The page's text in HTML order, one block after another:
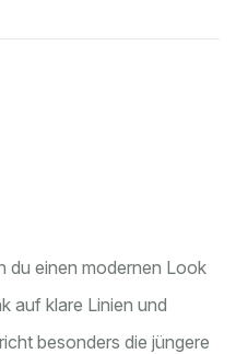
du einen modernen Look
auf klare Linien und
besonders die jüngere